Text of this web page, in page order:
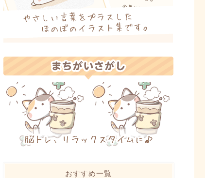
おすすめ一覧